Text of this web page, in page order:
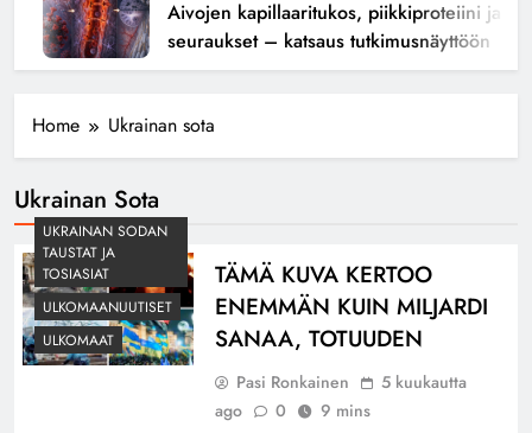
Aivojen kapillaaritukos, piikkiproteiini ja
seuraukset – katsaus tutkimusnäyttöön
Home Ukrainan sota
Ukrainan Sota
UKRAINAN SODAN
TAUSTAT JA
TOSIASIAT
ULKOMAANUUTISET
ULKOMAAT
TÄMÄ KUVA KERTOO
ENEMMÄN KUIN MILJARDI
SANAA, TOTUUDEN
Pasi Ronkainen
5 kuukautta
ago
0 9 mins